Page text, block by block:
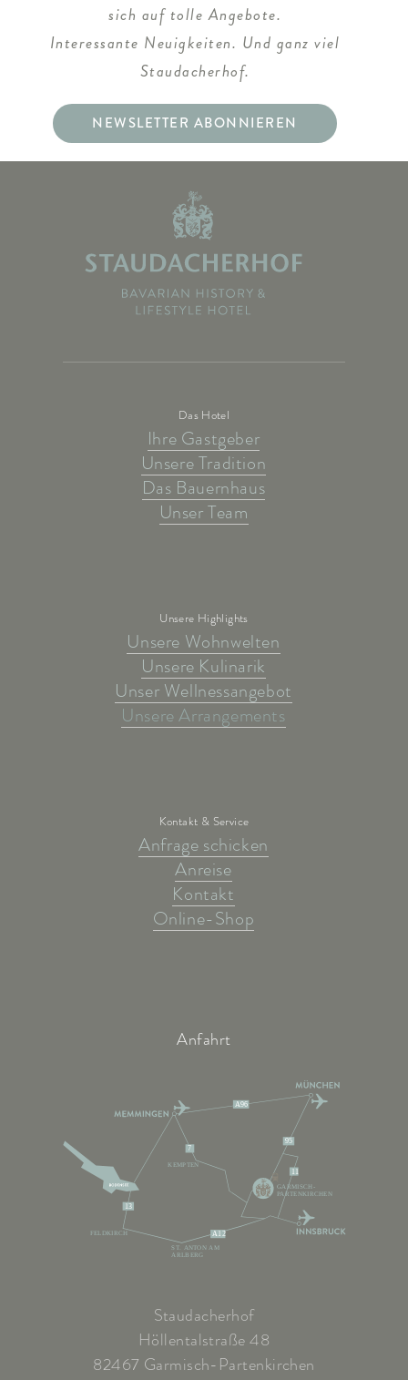
sich auf tolle Angebote.
Interessante Neuigkeiten. Und ganz viel
Staudacherhof.
NEWSLETTER ABONNIEREN
Das Hotel
Ihre Gastgeber
Unsere Tradition
Das Bauernhaus
Unser Team
Unsere Highlights
Unsere Wohnwelten
Unsere Kulinarik
Unser Wellnessangebot
Unsere Arrangements
Kontakt & Service
Anfrage schicken
Anreise
Kontakt
Online-Shop
Anfahrt
A96
95
11
7
A12
13
KEMPTEN
ST. ANTON AM
ARLBERG
FELDKIRCH
GARMISCH-
PARTENKIRCHEN
Staudacherhof
Höllentalstraße 48
82467 Garmisch-Partenkirchen